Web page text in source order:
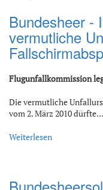
Bundesheer -
vermutliche
Flugunfallkommission
Die vermutliche
vom 2. März 2010 dürfte…
Weiterlesen